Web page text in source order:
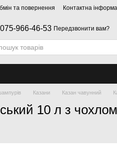
та повернення Контактна
075-966-46-53 Передзвонити вам?
Казани Казан чавунний
10 л з чохлом